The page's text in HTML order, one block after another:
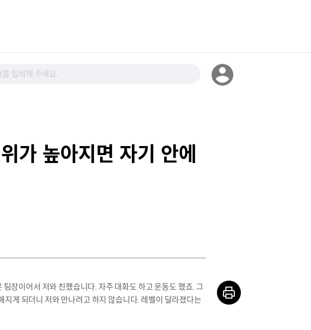
가 높아지면 자기 안에
장이어서 저와 친했습니다. 자주 대화도 하고 운동도 했죠. 그
게 되더니 저와 만나려고 하지 않습니다. 레벨이 달라졌다는